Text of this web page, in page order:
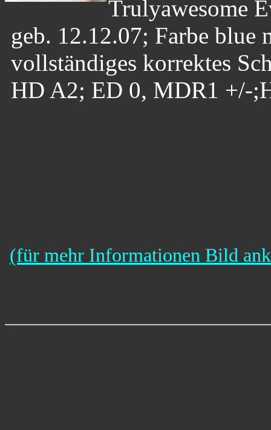
Trulyawesome
geb. 12.12.07; Farbe blue
vollständiges korrektes
HD A2; ED 0, MDR1 +/-
(für mehr Informationen Bild